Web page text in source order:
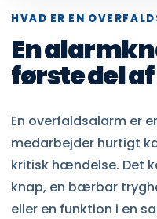
HVAD ER EN
En
første del
En overfaldsalarm er
medarbejder hurtigt
kritisk hændelse. Det
knap, en bærbar
eller en funktion i en